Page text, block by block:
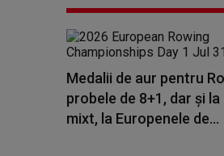
Medalii de aur pentru
probele de 8+1, dar și la
mixt, la Europenele de...